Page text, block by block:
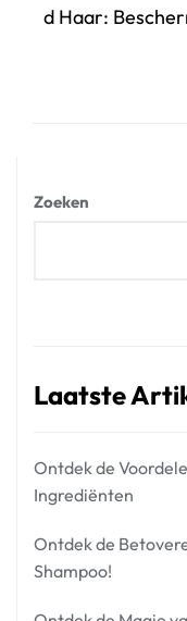
d Haar:
Zoeken
Laatste
Ontdek de
Ingrediënten
Ontdek de
Shampoo!